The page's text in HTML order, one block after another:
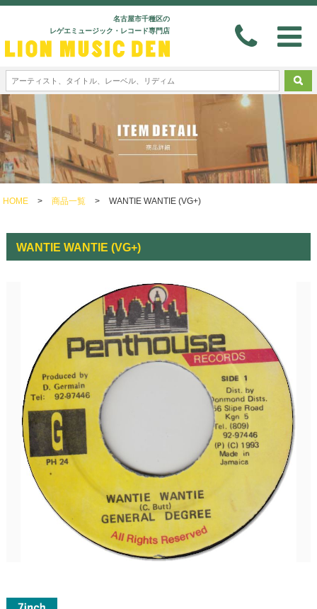
名古屋市千種区の
レゲエミュージック・レコード専門店
HOME > 商品一覧 > WANTIE WANTIE (VG+)
WANTIE WANTIE (VG+)